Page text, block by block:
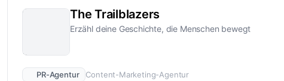
The Trailblazers
Erzähl deine Geschichte, die Menschen bewegt
PR-Agentur Content-Marketing-Agentur